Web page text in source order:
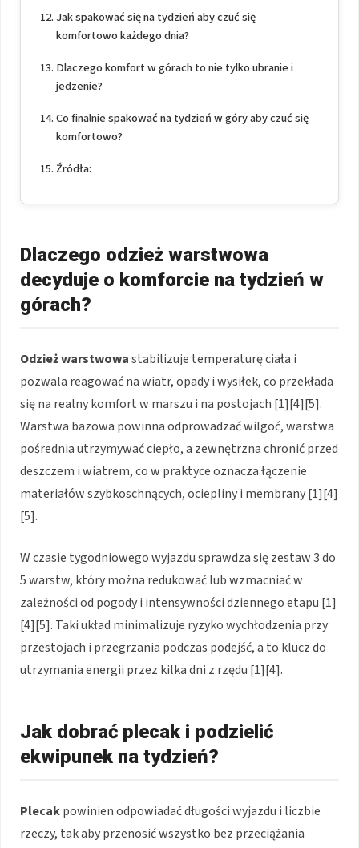
Jak spakować się na tydzień aby czuć się
komfortowo każdego dnia?
Dlaczego komfort w górach to nie tylko ubranie i
jedzenie?
Co finalnie spakować na tydzień w góry aby czuć się
komfortowo?
Źródła:
Dlaczego odzież warstwowa
decyduje o komforcie na tydzień w
górach?
Odzież warstwowastabilizuje temperaturę ciała i
pozwala reagować na wiatr, opady i wysiłek, co przekłada
się na realny komfort w marszu i na postojach [1][4][5].
Warstwa bazowa powinna odprowadzać wilgoć, warstwa
pośrednia utrzymywać ciepło, a zewnętrzna chronić przed
deszczem i wiatrem, co w praktyce oznacza łączenie
materiałów szybkoschnących, ociepliny i membrany [1][4]
[5].
W czasie tygodniowego wyjazdu sprawdza się zestaw 3 do
5 warstw, który można redukować lub wzmacniać w
zależności od pogody i intensywności dziennego etapu [1]
[4][5]. Taki układ minimalizuje ryzyko wychłodzenia przy
przestojach i przegrzania podczas podejść, a to klucz do
utrzymania energii przez kilka dni z rzędu [1][4].
Jak dobrać plecak i podzielić
ekwipunek na tydzień?
Plecakpowinien odpowiadać długości wyjazdu i liczbie
rzeczy, tak aby przenosić wszystko bez przeciążania